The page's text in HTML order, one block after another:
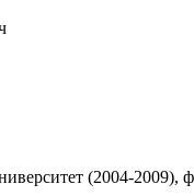
(2004-2009),